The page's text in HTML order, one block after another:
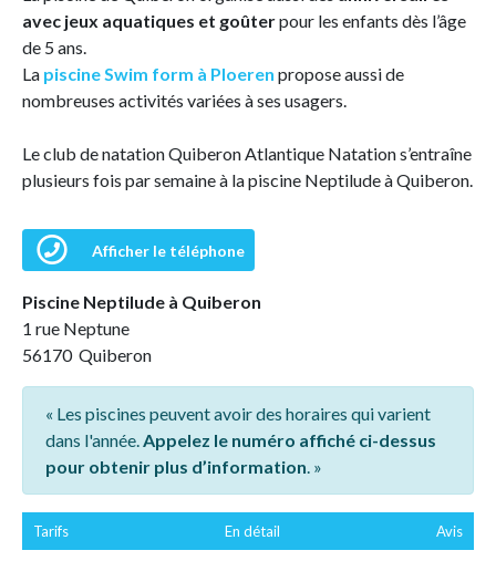
avec jeux aquatiques et goûterpour les enfants dès l’âge
de 5 ans.
La piscine Swim form à Ploeren propose aussi de
nombreuses activités variées à ses usagers.
Le club de natation Quiberon Atlantique Natation s’entraîne
plusieurs fois par semaine à la piscine Neptilude à Quiberon.
Afficher le téléphone
Piscine Neptilude à Quiberon
1 rue Neptune
56170 Quiberon
« Les piscines peuvent avoir des horaires qui varient
dans l'année.Appelez le numéro affiché ci-dessus
pour obtenir plus d’information. »
Tarifs En détail Avis